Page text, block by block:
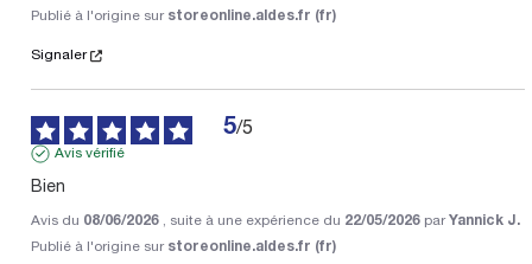
Publié à l'origine sur storeonline.aldes.fr (fr)
Signaler
5/5
Avis vérifié
Bien
Avis du 08/06/2026 , suite à une expérience du 22/05/2026 par Yannick J.
Publié à l'origine sur storeonline.aldes.fr (fr)